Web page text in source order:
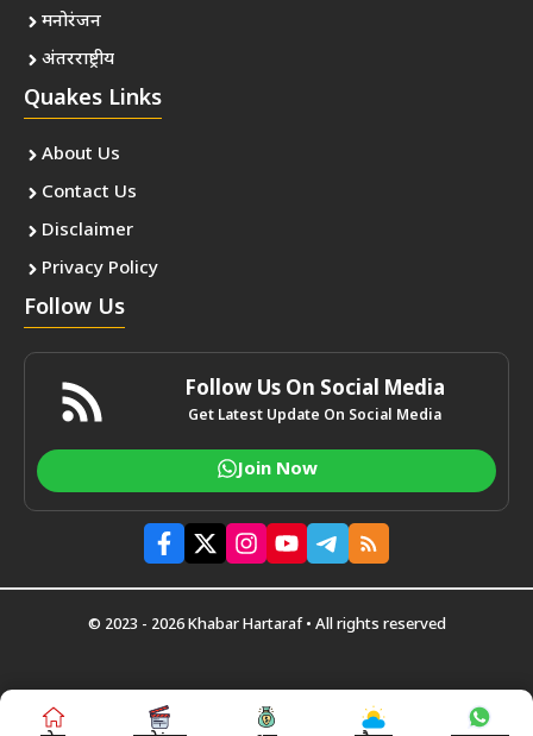
मनोरंजन
अंतरराष्ट्रीय
Quakes Links
About Us
Contact Us
Disclaimer
Privacy Policy
Follow Us
Follow Us On Social Media
Get Latest Update On Social Media
Join Now
© 2023 - 2026 Khabar Hartaraf • All rights reserved